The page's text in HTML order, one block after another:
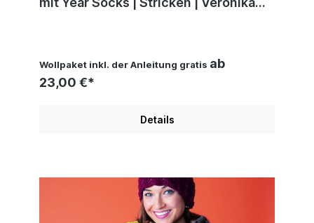
Wollpaket inkl. der Anleitung gratis ab
23,00 €*
Details